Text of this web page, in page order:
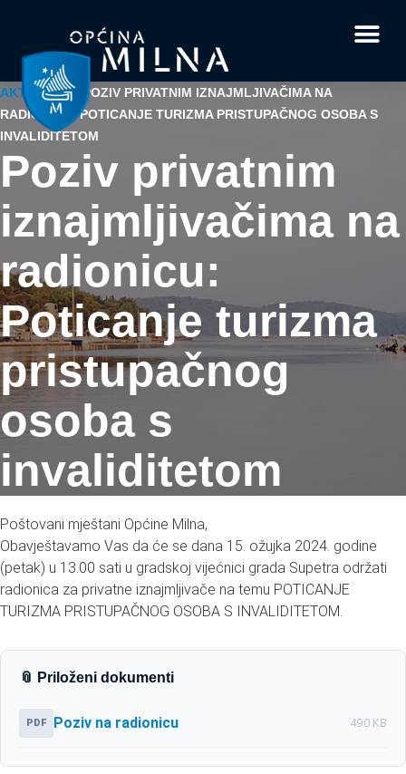
AKTUALNO/
POZIV PRIVATNIM IZNAJMLJIVAČIMA NA
RADIONICU: POTICANJE TURIZMA PRISTUPAČNOG OSOBA S
INVALIDITETOM
Poziv privatnim
iznajmljivačima na
radionicu:
Poticanje turizma
pristupačnog
osoba s
invaliditetom
Poštovani mještani Općine Milna,
Obavještavamo Vas da će se dana 15. ožujka 2024. godine
(petak) u 13.00 sati u gradskoj vijećnici grada Supetra održati
radionica za privatne iznajmljivače na temu POTICANJE
TURIZMA PRISTUPAČNOG OSOBA S INVALIDITETOM.
📎 Priloženi dokumenti
PDF Poziv na radionicu 490 KB